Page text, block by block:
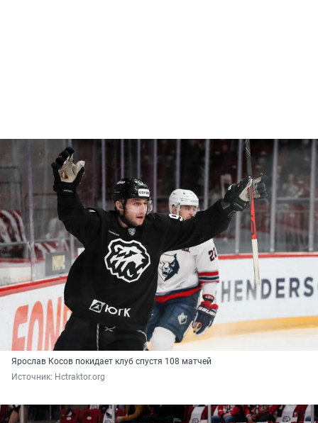
Ярослав Косов покидает клуб спустя 108 матчей
Источник: Hctraktor.org